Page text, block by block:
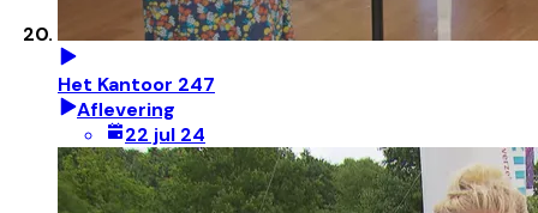
Het Kantoor 247
Aflevering
22 jul 24